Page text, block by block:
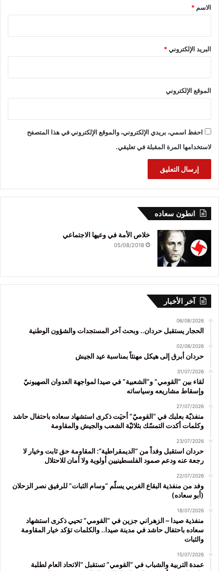
*
الاسم *
البريد الإلكتروني*
الموقع الإلكتروني
احفظ اسمي، بريدي الإلكتروني، والموقع الإلكتروني في هذا المتصفح
لاستخدامها المرة المقبلة في تعليقي.
انطون سعاده
خلاص الأمة في وعيها الاجتماعي
05/08/2018
آخر الأخبار
06/08/2026
الحجار يستقبل حردان.. وبحث آخر المستجدات والشؤون الوطنية
02/08/2026
حردان أبرق إلى هيكل مهنئاً بمناسبة عيد الجيش
31/07/2026
لقاء بين “القومي” و”الشعبية” في صيدا لمواجهة العدوان الصهيونيّ
وإسقاط مشاريعه وسياساته
27/07/2026
منفذيّة بعلبك في “القوميّ” أحيَت ذكرى استشهاد سعاده باحتفال حاشد
وكلمات أكدت التمسّك بثلاثيّة الشعب والجيش والمقاومة
23/07/2026
حردان استقبل وفداً من “الديمقراطية”: المقاومة حق ثابت وخيار لا
رجعة عنه ودعم صمود الفلسطينيين أولوية ولا أمان للاحتلال
22/07/2026
وفد من منفذية البقاع الغربي يسلّم “وسام الثبات” للرفيق نصر الزحلان
(أبو سعاده)
18/07/2026
منفذية صيدا – الزهراني جزين في “القومي” تحيي ذكرى استشهاد
سعاده باحتفال حاشد في مدينة صيدا.. والكلمات تؤكد خيار المقاومة
والثبات
15/07/2026
عمدة التربية والشباب في “القومي” تستقبل “الاتحاد العام لطلبة